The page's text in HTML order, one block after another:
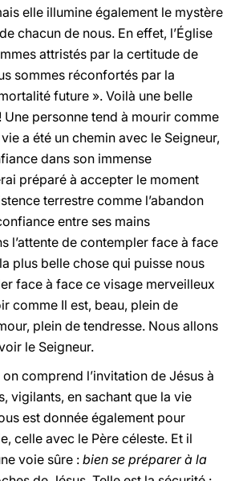
elle illumine également le mystère
chacun de nous. En effet, l’Église
attristés par la certitude de
sommes réconfortés par la
future ». Voilà une belle
Une personne tend à mourir comme
a été un chemin avec le Seigneur,
dans son immense
préparé à accepter le moment
terrestre comme l’abandon
entre ses mains
l’attente de contempler face à face
plus belle chose qui puisse nous
face à face ce visage merveilleux
comme Il est, beau, plein de
plein de tendresse. Nous allons
le Seigneur.
comprend l’invitation de Jésus à
vigilants, en sachant que la vie
est donnée également pour
celle avec le Père céleste. Et il
voie sûre : bien se préparer à la